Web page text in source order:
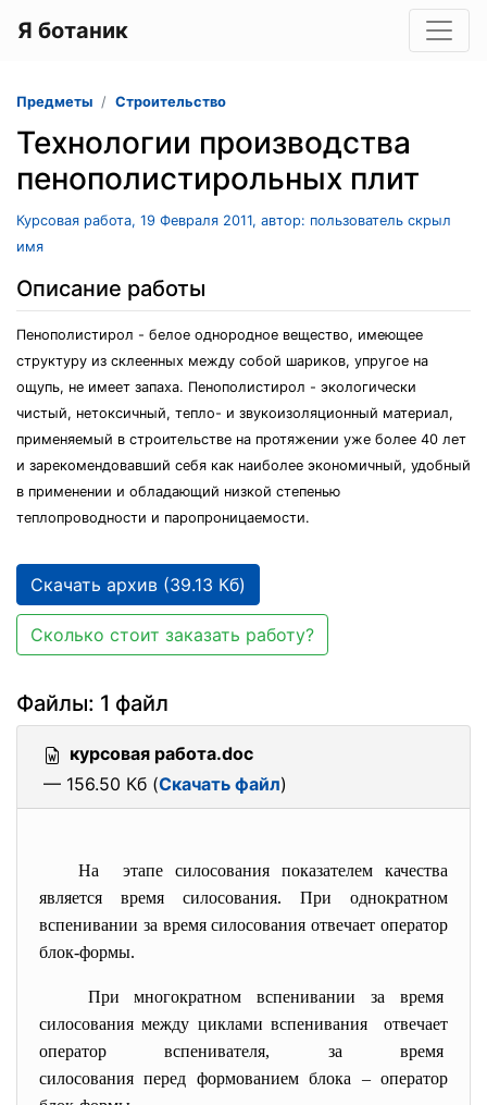
Я ботаник
Предметы Строительство
Технологии производства
пенополистирольных плит
Курсовая работа, 19 Февраля 2011, автор: пользователь скрыл
имя
Описание работы
Пенополистирол - белое однородное вещество, имеющее
структуру из склеенных между собой шариков, упругое на
ощупь, не имеет запаха. Пенополистирол - экологически
чистый, нетоксичный, тепло- и звукоизоляционный материал,
применяемый в строительстве на протяжении уже более 40 лет
и зарекомендовавший себя как наиболее экономичный, удобный
в применении и обладающий низкой степенью
теплопроводности и паропроницаемости.
Скачать архив (39.13 Кб)
Сколько стоит заказать работу?
Файлы: 1 файл
курсовая работа.doc
— 156.50 Кб (Скачать файл)
На этапе силосования показателем качества
является время силосования. При однократном
вспенивании за время силосования отвечает оператор
блок-формы.
При многократном вспенивании за время
силосования между цикламивспенивания отвечает
оператор вспенивателя, за время
силосования перед формованием блока – оператор